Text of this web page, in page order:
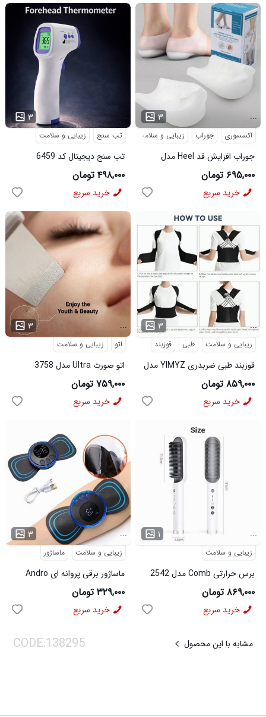
۳
تب سنج زیبایی و سلامت
تب سنج دیجیتال کد 6459
۴۹۸,۰۰۰ تومان
خرید سریع
۳ ...
اکسسوری جوراب زیبایی و سلامت
جوراب افزایش قد Heel مدل
3911
۶۹۵,۰۰۰ تومان
خرید سریع
۳ ...
اتو زیبایی و سلامت
اتو صورت Ultra مدل 3758
۷۵۹,۰۰۰ تومان
خرید سریع
۳ ...
زیبایی و سلامت طبی قوزبند
قوزبند طبی ضربدری YIMYZ مدل
3684
۸۵۹,۰۰۰ تومان
خرید سریع
۳ ...
زیبایی و سلامت ماساژور
ماساژور برقی پروانه ای Andro
مدل 2551
۳۲۹,۰۰۰ تومان
خرید سریع
۱ ...
زیبایی و سلامت
برس حرارتی Comb مدل 2542
۸۶۹,۰۰۰ تومان
خرید سریع
مشابه با این محصول